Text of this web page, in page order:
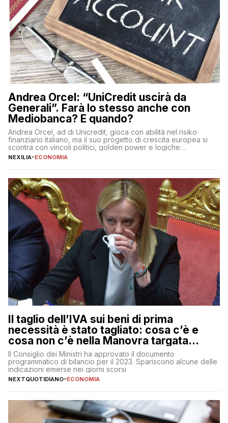
Andrea Orcel: “UniCredit uscirà da
Generali”. Farà lo stesso anche con
Mediobanca? E quando?
Andrea Orcel, ad di Unicredit, gioca con abilità nel risiko
finanziario italiano, ma il suo progetto di crescita europea si
scontra con vincoli politici, golden power e logiche
protezionistiche. Orcel e la mossa su Generali Andrea Orcel,
NEXILIA-ECONOMIA
Il taglio dell’IVA sui beni di prima
necessità è stato tagliato: cosa c’è e
cosa non c’è nella Manovra targata
Meloni
Il Consiglio dei Ministri ha approvato il documento
programmatico di bilancio per il 2023. Spariscono alcune delle
indicazioni emerse nei giorni scorsi
NEXTQUOTIDIANO-ECONOMIA